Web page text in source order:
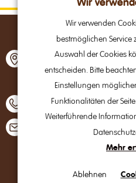
Alpine Brands GmbH
Gmundner Straße 27
A – 4800 Attnang-
+43 7674 64 222
office@alpinebrands.at
Wir verwenden
bestmöglichen Service
Auswahl der Cookies
entscheiden. Bitte
Einstellungen
Funktionalitäten der
Weiterführende
Mehr
Ablehnen